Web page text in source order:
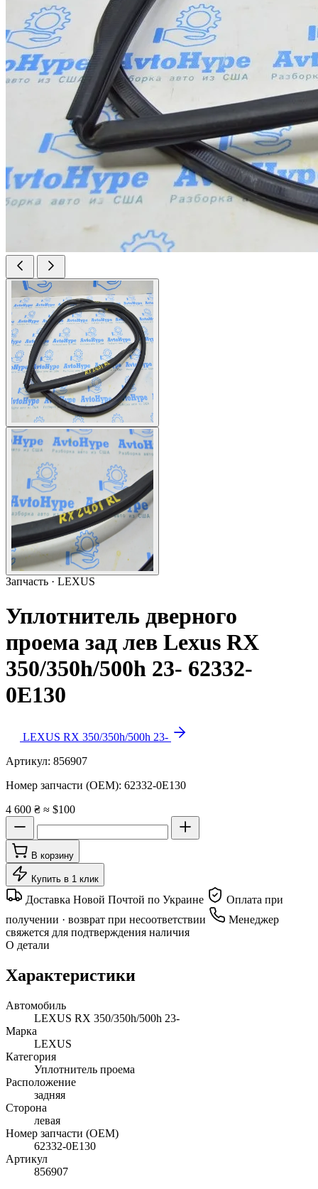
Запчасть · LEXUS
Уплотнитель дверного
проема зад лев Lexus RX
350/350h/500h 23- 62332-
0E130
LEXUS RX 350/350h/500h 23-
Артикул: 856907
Номер запчасти (OEM): 62332-0E130
4 600 ₴ ≈ $100
В корзину
Купить в 1 клик
Доставка Новой Почтой по Украине
Оплата при
получении · возврат при несоответствии
Менеджер
свяжется для подтверждения наличия
О детали
Характеристики
Автомобиль
LEXUS RX 350/350h/500h 23-
Марка
LEXUS
Категория
Уплотнитель проема
Расположение
задняя
Сторона
левая
Номер запчасти (OEM)
62332-0E130
Артикул
856907